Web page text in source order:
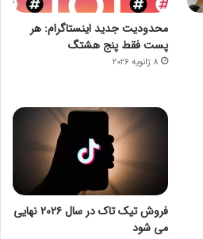
محدودیت جدید اینستاگرام: هر
پست فقط پنج هشتگ
8 ژانویه 2026
فروش تیک تاک در سال ۲۰۲۶ نهایی
می شود